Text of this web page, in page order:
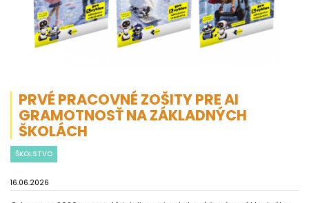
PRVÉ PRACOVNÉ ZOŠITY PRE AI
GRAMOTNOSŤ NA ZÁKLADNÝCH
ŠKOLÁCH
ŠKOLSTVO
16.06.2026